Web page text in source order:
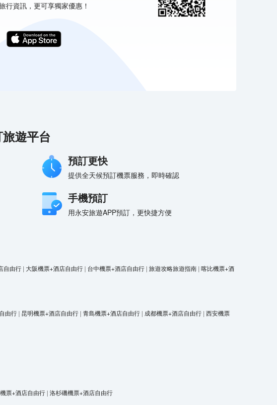
行資訊，更可享獨家優惠！
遊平台
預訂更快
提供全天候預訂機票服務，即時確認
手機預訂
用永安旅遊APP預訂，更快捷方便
自由行 | 大阪機票+酒店自由行 | 台中機票+酒店自由行 | 旅遊攻略旅遊指南 | 喀比機票+酒
由行 | 昆明機票+酒店自由行 | 青島機票+酒店自由行 | 成都機票+酒店自由行 | 西安機票
票+酒店自由行 | 洛杉磯機票+酒店自由行